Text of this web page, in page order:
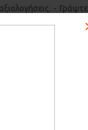
-